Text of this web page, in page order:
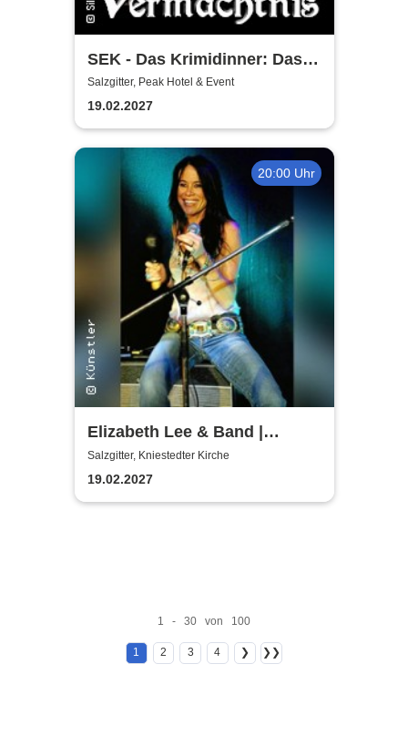
SEK - Das Krimidinner: Das
Vermächtnis
Salzgitter, Peak Hotel & Event
19.02.2027
20:00 Uhr
Elizabeth Lee & Band |
Kniestedter Kirche
Salzgitter, Kniestedter Kirche
19.02.2027
1 - 30 von 100
1 2 3 4 ❯ ❯❯